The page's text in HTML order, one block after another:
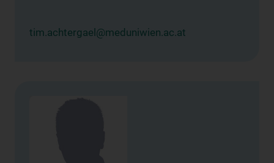
tim.achtergael@meduniwien.ac.at